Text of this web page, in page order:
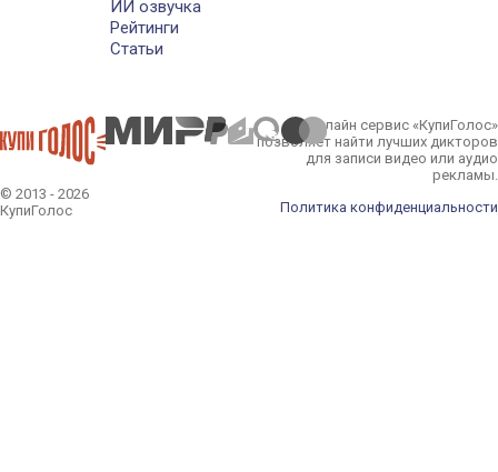
ИИ озвучка
Рейтинги
Статьи
© 2013 - 2026
КупиГолос
Онлайн сервис «КупиГолос»
позволяет найти лучших дикторов
для записи видео или аудио
рекламы.
Политика конфиденциальности